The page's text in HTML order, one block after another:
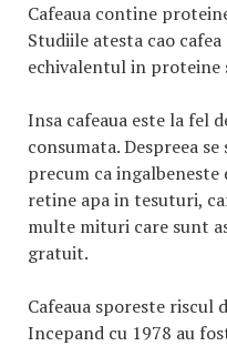
Cafeaua contine
Studiile atesta cao
echivalentul in proteine
Insa cafeaua este la fel
consumata. Despreea
precum ca
retine apa in tesuturi,
multe mituri care sunt
gratuit.
Cafeaua sporeste riscul
Incepand cu 1978 au